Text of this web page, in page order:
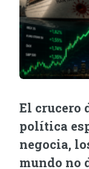
El crucero
política
negocia,
mundo no